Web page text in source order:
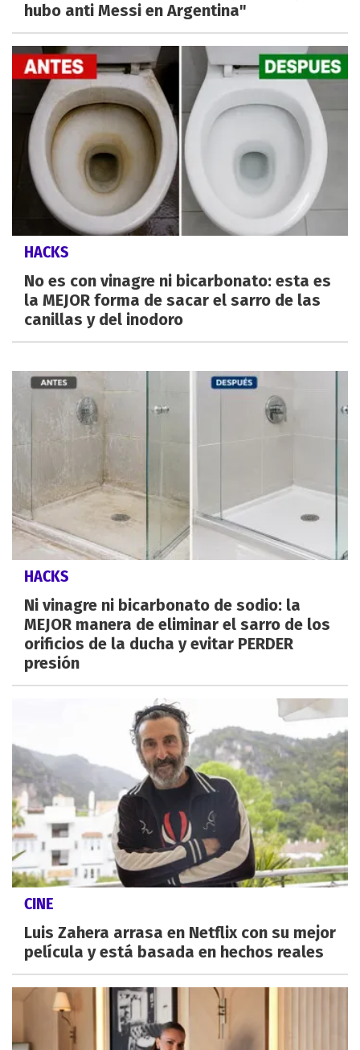
hubo anti Messi en Argentina"
HACKS
No es con vinagre ni bicarbonato: esta es
la MEJOR forma de sacar el sarro de las
canillas y del inodoro
HACKS
Ni vinagre ni bicarbonato de sodio: la
MEJOR manera de eliminar el sarro de los
orificios de la ducha y evitar PERDER
presión
CINE
Luis Zahera arrasa en Netflix con su mejor
película y está basada en hechos reales